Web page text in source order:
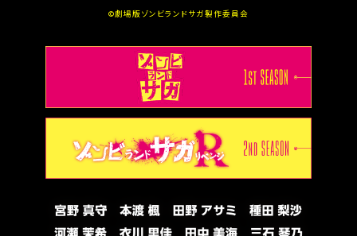
e
o
k
E
©劇場版ゾンビランドサガ製作委員会